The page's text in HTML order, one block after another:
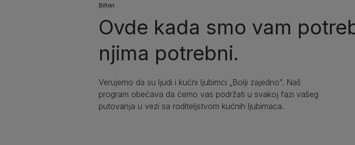
Bilten​
Ovde kada smo vam
njima potrebni.
Verujemo da su ljudi i kućni ljubimci „Bolji zajedno”. Naš
program obećava da ćemo vas podržati u svakoj fazi vašeg
putovanja u vezi sa roditeljstvom kućnih ljubimaca.